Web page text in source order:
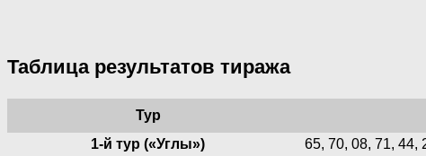
Таблица результатов тиража
Тур
1-й тур («Углы»)
65, 70, 08, 71, 44,